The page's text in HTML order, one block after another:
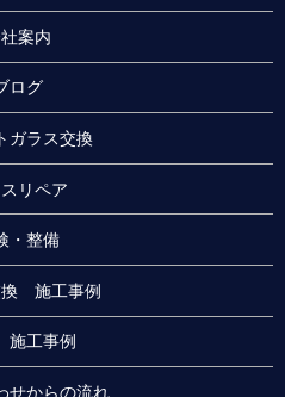
案内
ログ
ガラス交換
リペア
・整備
換 施工事例
工事例
せからの流れ